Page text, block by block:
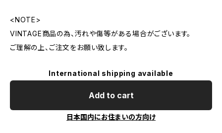
<NOTE>
VINTAGE商品の為、汚れや傷等がある場合がございます。
ご理解の上、ご注文をお願い致します。
International shipping available
Add to cart
日本国内にお住まいの方向け